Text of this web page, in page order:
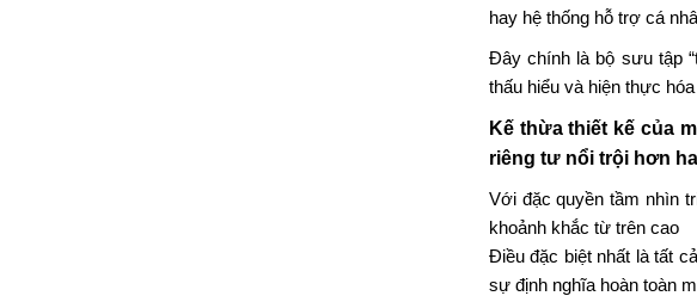
hay hệ thống hỗ trợ cá
Đây chính là bộ sưu tập
thấu hiểu và hiện thực
Kế thừa thiết kế của
riêng tư nổi trội hơn
Với đặc quyền tầm nhìn
khoảnh khắc từ trên cao
Điều đặc biệt nhất là tất
sự định nghĩa hoàn toàn